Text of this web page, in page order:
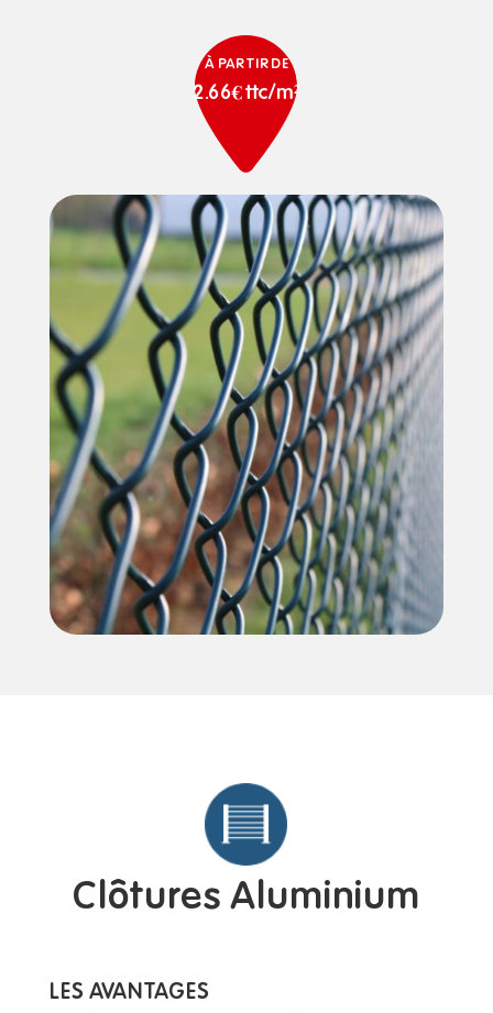
À PARTIR DE
2.66€ ttc/m²
Clôtures Aluminium
LES AVANTAGES